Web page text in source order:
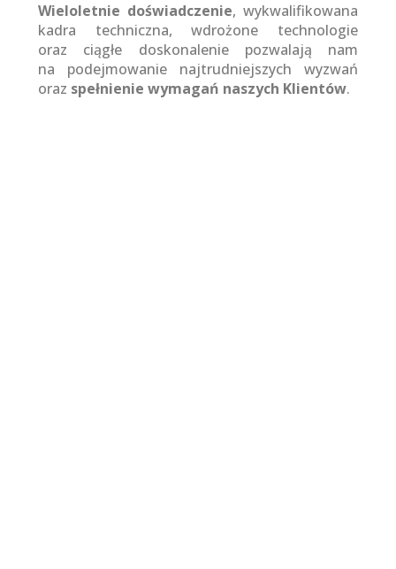
Wieloletnie doświadczenie, wykwalifikowana
kadra techniczna, wdrożone technologie
oraz ciągłe doskonalenie pozwalają nam
na podejmowanie najtrudniejszych wyzwań
oraz spełnienie wymagań naszych Klientów.